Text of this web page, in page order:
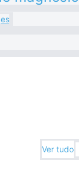
Ver tudo